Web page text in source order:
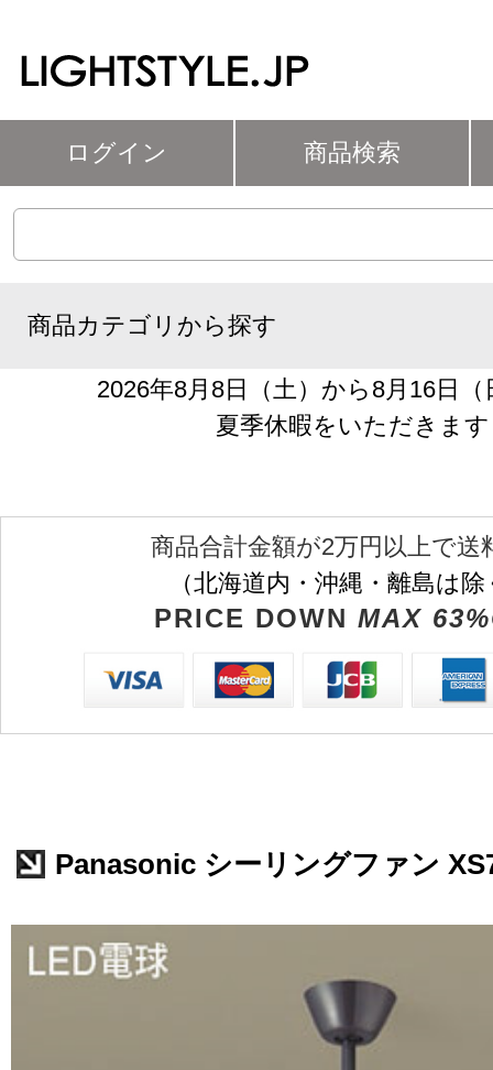
ログイン 商品検索
商品カテゴリから探す
2026年8月8日（土）から8月16日
夏季休暇をいただきます
商品合計金額が2万円以上で送
（北海道内・沖縄・離島は
PRICE DOWN MAX
Panasonic シーリングファン